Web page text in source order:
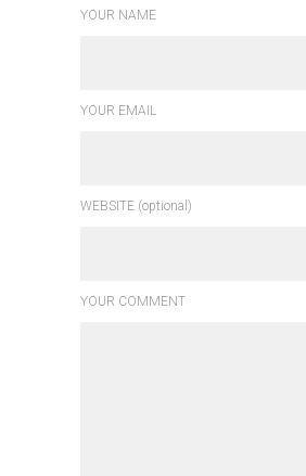
YOUR NAME
YOUR EMAIL
WEBSITE (optional)
YOUR COMMENT